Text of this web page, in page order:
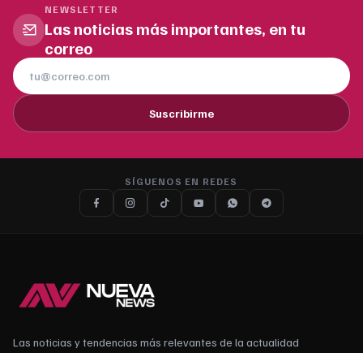
NEWSLETTER
Las noticias más importantes, en tu
correo
Suscribirme
SÍGUENOS EN REDES
Las noticias y tendencias más relevantes de la actualidad